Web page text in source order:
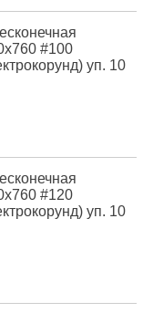
#100
уп. 10
#120
уп. 10